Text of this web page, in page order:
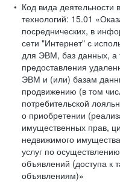
Код вида
технологий: 15.01
посреднических, в
сети "Интернет" с
для ЭВМ, баз данных, а
предоставления
ЭВМ и (или) базам
продвижению (в том
потребительской
о приобретении
имущественных прав,
недвижимого
услуг по
объявлений (доступа к
объявлениям)»